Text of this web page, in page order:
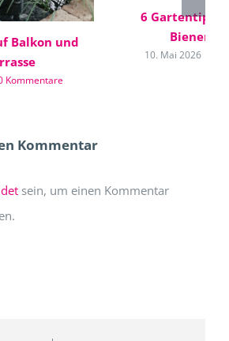
Balkon und
Kommentare
6 Gartentipps
10. Mai 2026
Kommentar
sein, um einen Kommentar